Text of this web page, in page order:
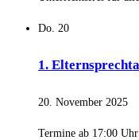
Do. 20
1.
20. November 2025
Termine ab 17:00